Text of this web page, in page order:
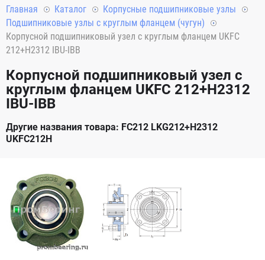
Главная Каталог
Корпусные подшипниковые узлы
Подшипниковые узлы с круглым фланцем (чугун)
Корпусной подшипниковый узел с круглым фланцем UKFC
212+H2312 IBU-IBB
Корпусной подшипниковый узел с
круглым фланцем UKFC 212+H2312
IBU-IBB
Другие названия товара: FC212 LKG212+H2312
UKFC212H